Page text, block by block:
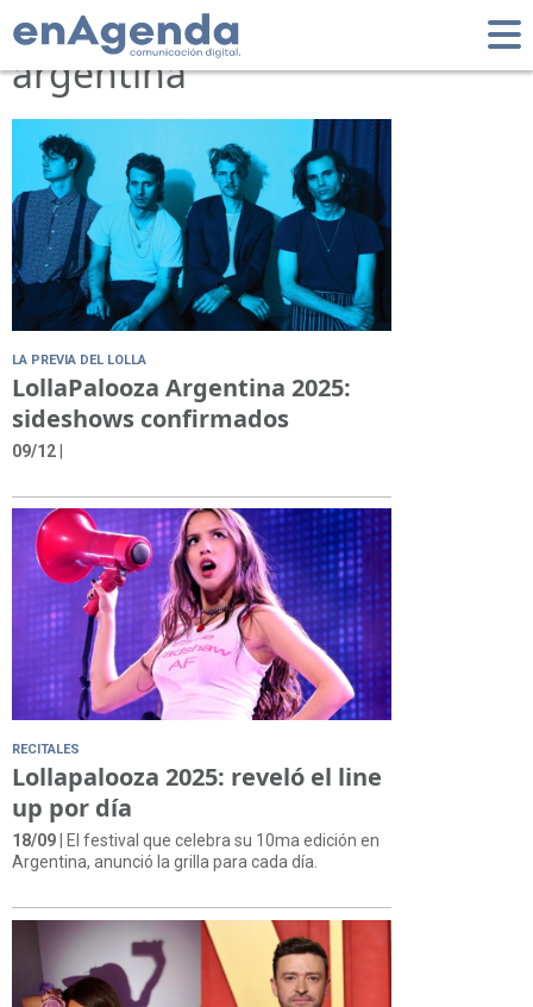
Tag: lollapalooza
argentina
LA PREVIA DEL LOLLA
LollaPalooza Argentina 2025:
sideshows confirmados
09/12
RECITALES
Lollapalooza 2025: reveló el line
up por día
18/09 | El festival que celebra su 10ma edición en
Argentina, anunció la grilla para cada día.